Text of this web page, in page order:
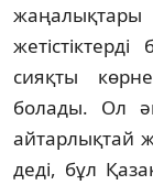
сияқты
болады. Ол
айтар­лық­тай
деді, бұл